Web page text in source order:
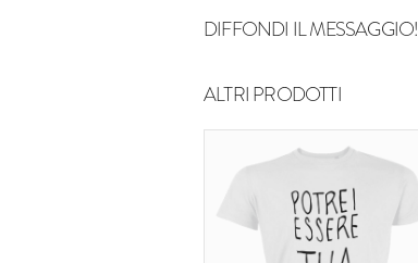
DIFFONDI IL MESSAGGIO!
ALTRI PRODOTTI